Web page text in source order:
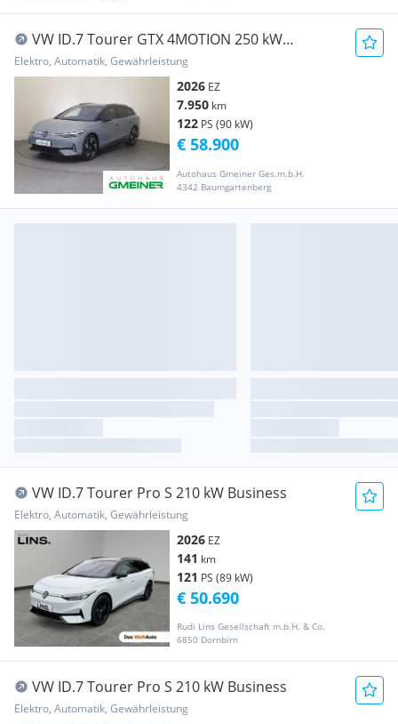
VW ID.7 Tourer GTX 4MOTION 250 kW
Business
Elektro, Automatik, Gewährleistung
2026 EZ
7.950 km
122 PS (90 kW)
Autohaus Gmeiner Ges.m.b.H.
4342 Baumgartenberg
€ 58.900
VW ID.7 Tourer Pro S 210 kW Business
Elektro, Automatik, Gewährleistung
2026 EZ
141 km
121 PS (89 kW)
Rudi Lins Gesellschaft m.b.H. & Co.
6850 Dornbirn
€ 50.690
VW ID.7 Tourer Pro S 210 kW Business
Elektro, Automatik, Gewährleistung